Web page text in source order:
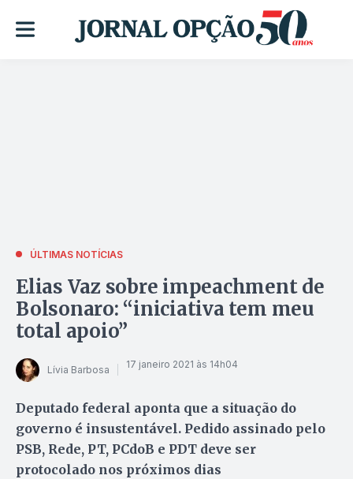
ÚLTIMAS NOTÍCIAS
Elias Vaz sobre impeachment de
Bolsonaro: “iniciativa tem meu
total apoio”
Lívia Barbosa 17 janeiro 2021 às 14h04
Deputado federal aponta que a situação do
governo é insustentável. Pedido assinado pelo
PSB, Rede, PT, PCdoB e PDT deve ser
protocolado nos próximos dias